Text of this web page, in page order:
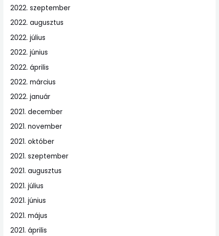
2022. szeptember
2022. augusztus
2022. július
2022. június
2022. április
2022. március
2022. január
2021. december
2021. november
2021. október
2021. szeptember
2021. augusztus
2021. július
2021. június
2021. május
2021. április